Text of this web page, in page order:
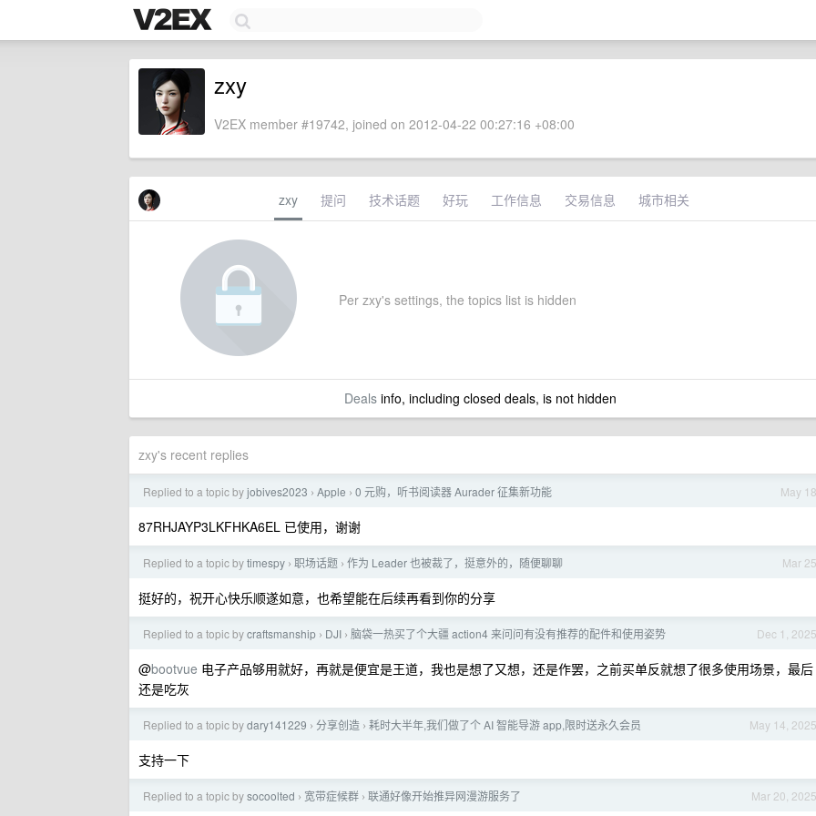
zxy
V2EX member #19742, joined on 2012-04-22 00:27:16 +08:00
zxy 提问 技术话题 好玩 工作信息 交易信息 城市相关
Per zxy's settings, the topics list is hidden
Dealsinfo, including closed deals, is not hidden
zxy's recent replies
May 18
Replied to a topic byjobives2023 › Apple › 0 元购，听书阅读器 Aurader 征集新功能
87RHJAYP3LKFHKA6EL 已使用，谢谢
Mar 25
Replied to a topic bytimespy › 职场话题 › 作为 Leader 也被裁了，挺意外的，随便聊聊
挺好的，祝开心快乐顺遂如意，也希望能在后续再看到你的分享
Dec 1, 2025
Replied to a topic bycraftsmanship › DJI › 脑袋一热买了个大疆 action4 来问问有没有推荐的配件和使用姿势
@bootvue 电子产品够用就好，再就是便宜是王道，我也是想了又想，还是作罢，之前买单反就想了很多使用场景，最后
还是吃灰
May 14, 2025
Replied to a topic bydary141229 › 分享创造 › 耗时大半年,我们做了个 AI 智能导游 app,限时送永久会员
支持一下
Mar 20, 2025
Replied to a topic bysocoolted › 宽带症候群 › 联通好像开始推异网漫游服务了